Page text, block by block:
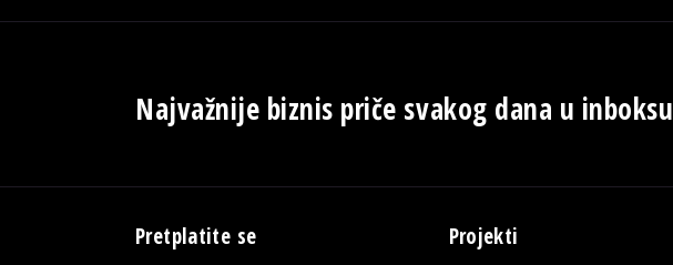
Najvažnije biznis priče svakog dana u inboksu
Pretplatite se Projekti